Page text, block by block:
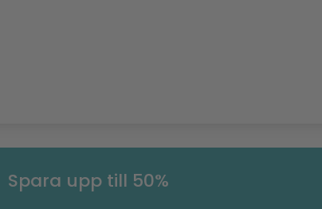
Spara upp till 50%